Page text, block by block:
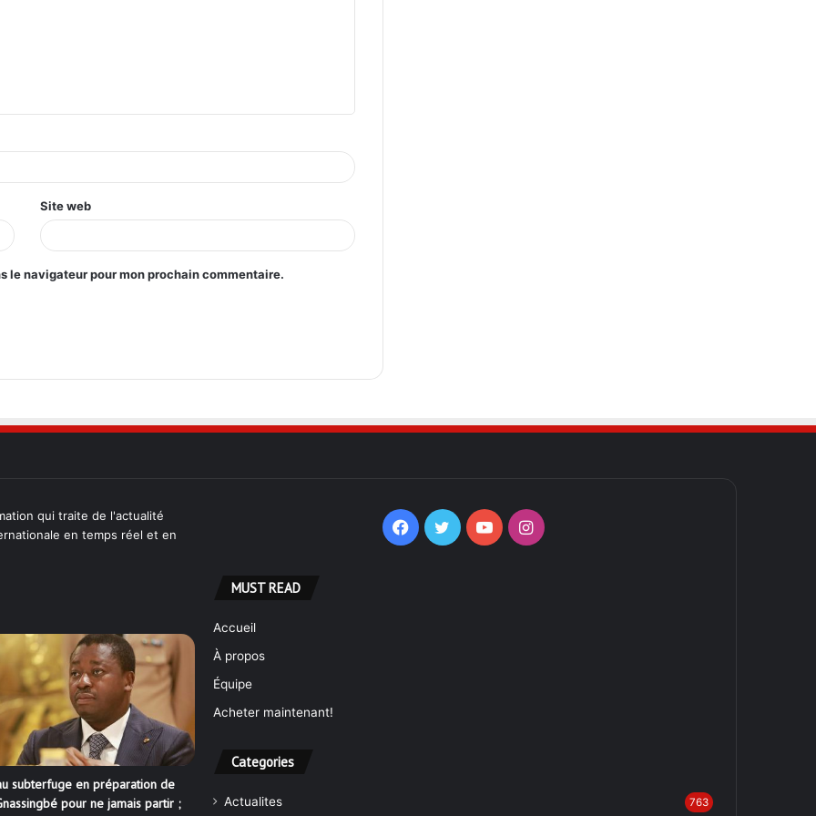
Site web
le navigateur pour mon prochain commentaire.
qui traite de l'actualité
en temps réel et en
subterfuge en préparation de
pour ne jamais partir ;
Facebook
TwitterYouTubeInstagram
MUST READ
Accueil
À propos
Équipe
Acheter maintenant!
Categories
Actualites 763